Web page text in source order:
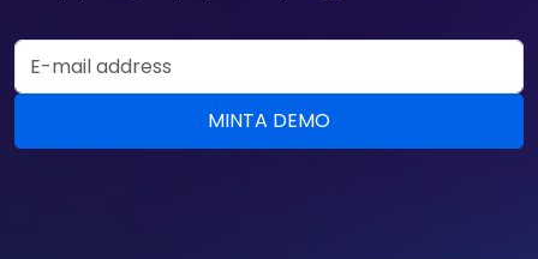
MINTA DEMO
Email Address